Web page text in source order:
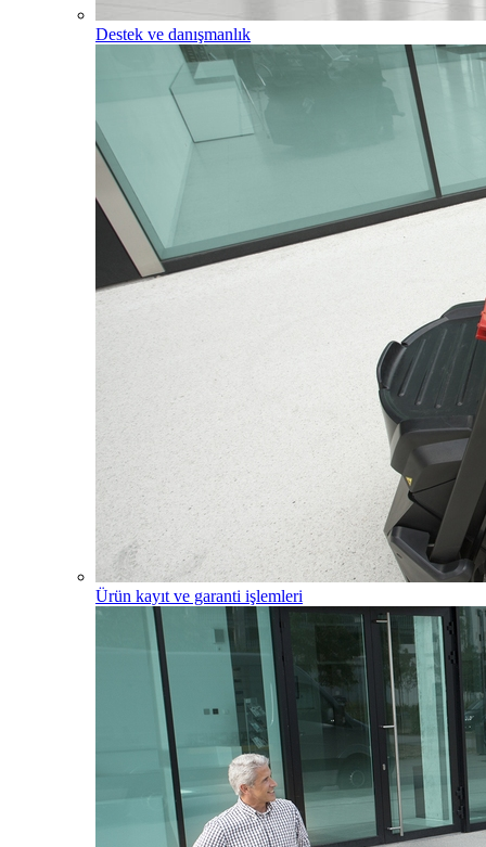
Destek ve danışmanlık
Ürün kayıt ve garanti işlemleri